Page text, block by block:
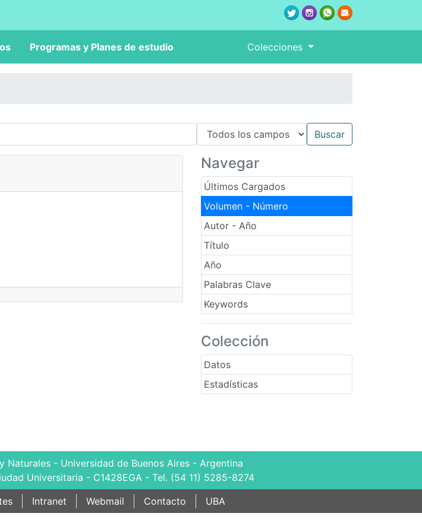
Programas y Planes de estudio Colecciones
Navegar
Últimos Cargados
Volumen - Número
Autor - Año
Título
Año
Palabras Clave
Keywords
Colección
Datos
Estadísticas
Naturales - Universidad de Buenos Aires - Argentina
Universitaria - C1428EGA - Tel. (54 11) 5285-8274
Intranet Webmail Contacto UBA